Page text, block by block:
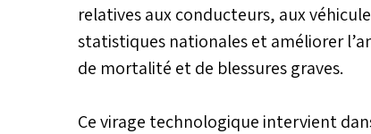
relatives aux conducteurs, aux
statistiques nationales et améliorer
de mortalité et de blessures graves.
Ce virage technologique intervient